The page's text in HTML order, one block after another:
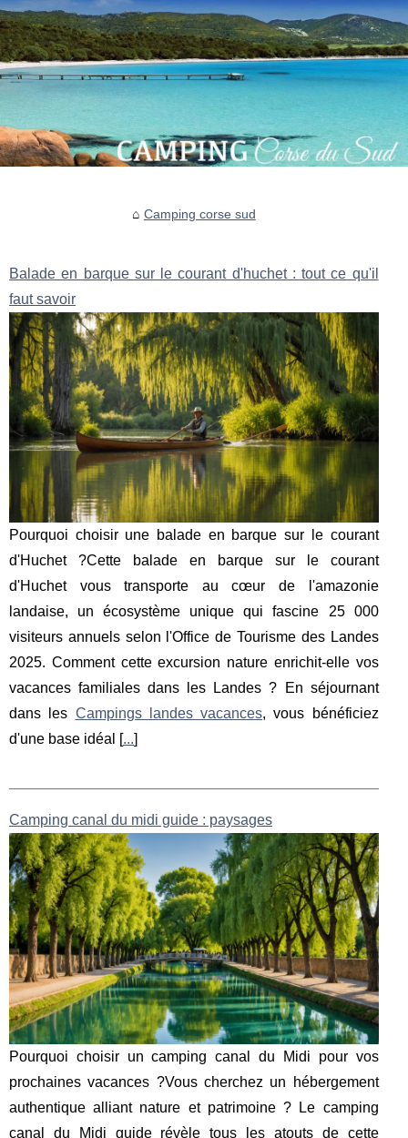
Camping corse sud
Balade en barque sur le courant d'huchet : tout ce qu'il
faut savoir
Pourquoi choisir une balade en barque sur le courant
d'Huchet ?Cette balade en barque sur le courant
d'Huchet vous transporte au cœur de l'amazonie
landaise, un écosystème unique qui fascine 25 000
visiteurs annuels selon l'Office de Tourisme des Landes
2025. Comment cette excursion nature enrichit-elle vos
vacances familiales dans les Landes ? En séjournant
dans les Campings landes vacances, vous bénéficiez
d'une base idéal [ ...
Camping canal du midi guide : paysages
Pourquoi choisir un camping canal du Midi pour vos
prochaines vacances ?Vous cherchez un hébergement
authentique alliant nature et patrimoine ? Le camping
canal du Midi guide révèle tous les atouts de cette